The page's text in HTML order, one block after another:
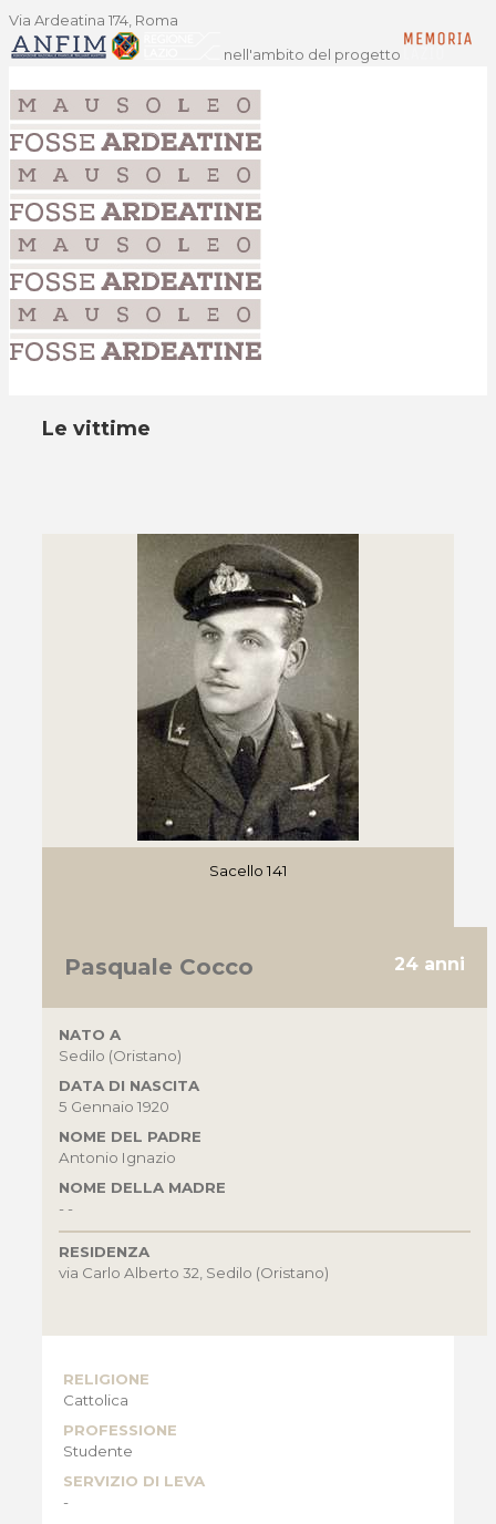
Via Ardeatina 174, Roma
nell'ambito del progetto
Le vittime
Sacello 141
Pasquale Cocco 24 anni
NATO A
Sedilo (Oristano)
DATA DI NASCITA
5 Gennaio 1920
NOME DEL PADRE
Antonio Ignazio
NOME DELLA MADRE
- -
RESIDENZA
via Carlo Alberto 32, Sedilo (Oristano)
RELIGIONE
Cattolica
PROFESSIONE
Studente
SERVIZIO DI LEVA
-